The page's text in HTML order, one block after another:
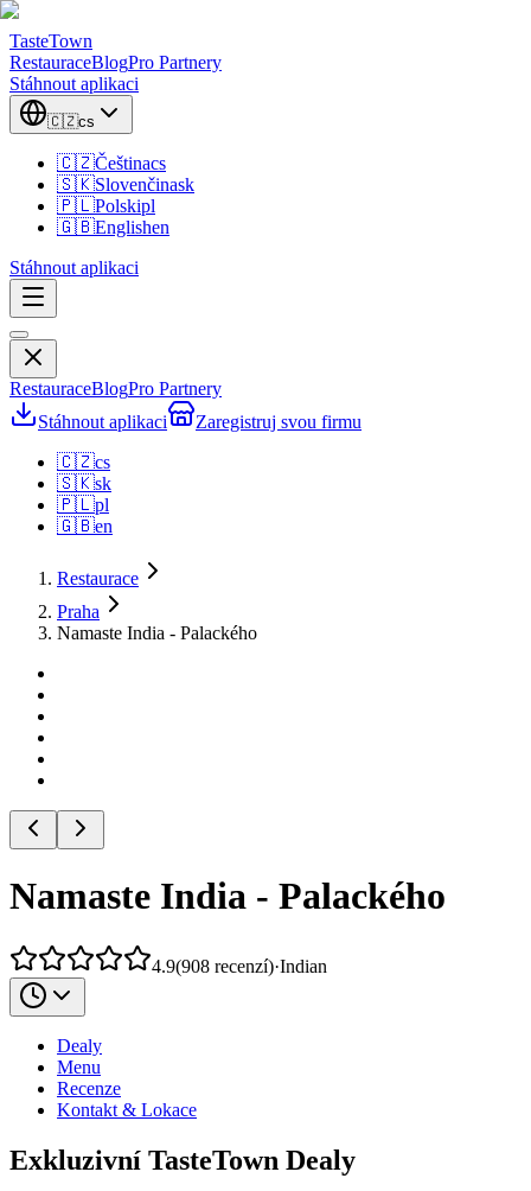
TasteTown
RestauraceBlogPro Partnery
Stáhnout aplikaci
🇨🇿cs
🇨🇿Češtinacs
🇸🇰Slovenčinask
🇵🇱Polskipl
🇬🇧Englishen
Stáhnout aplikaci
RestauraceBlogPro Partnery
Stáhnout aplikaci
Zaregistruj svou firmu
🇨🇿cs
🇸🇰sk
🇵🇱pl
🇬🇧en
Restaurace
Praha
Namaste India - Palackého
Namaste India - Palackého
4.9(908 recenzí)·Indian
Dealy
Menu
Recenze
Kontakt & Lokace
Exkluzivní TasteTown Dealy